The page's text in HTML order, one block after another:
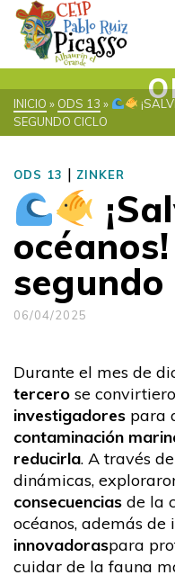
INICIO » ODS 13 »
SEGUNDO CICLO
ODS 13 | ZINKER
océanos!
segundo
06/04/2025
Durante el mes de
tercero se
investigadores para
contaminación
reducirla. A través
dinámicas,
consecuencias de la
océanos, además de
innovadoraspara
cuidar de la fauna